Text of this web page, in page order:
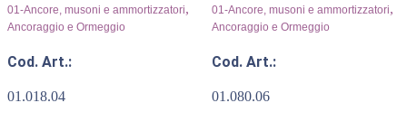
01-Ancore, musoni e ammortizzatori,
Ancoraggio e Ormeggio
Cod. Art.:
01.018.04
01-Ancore, musoni e ammortizzatori,
Ancoraggio e Ormeggio
Cod. Art.:
01.080.06